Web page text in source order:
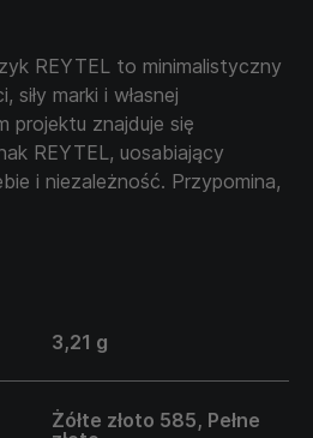
REYTEL to minimalistyczny
siły marki i własnej
projektu znajduje się
REYTEL, uosabiający
i niezależność. Przypomina,
się od wewnętrznej siły —
sobą.
3,21 g
Żółte złoto 585, Pełne